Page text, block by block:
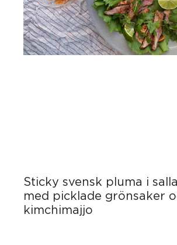
Sticky svensk pluma i
med picklade grönsaker
kimchimajjo